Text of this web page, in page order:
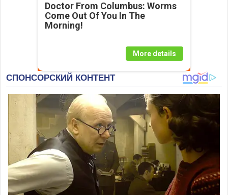
Doctor From Columbus: Worms
Come Out Of You In The
Morning!
More details